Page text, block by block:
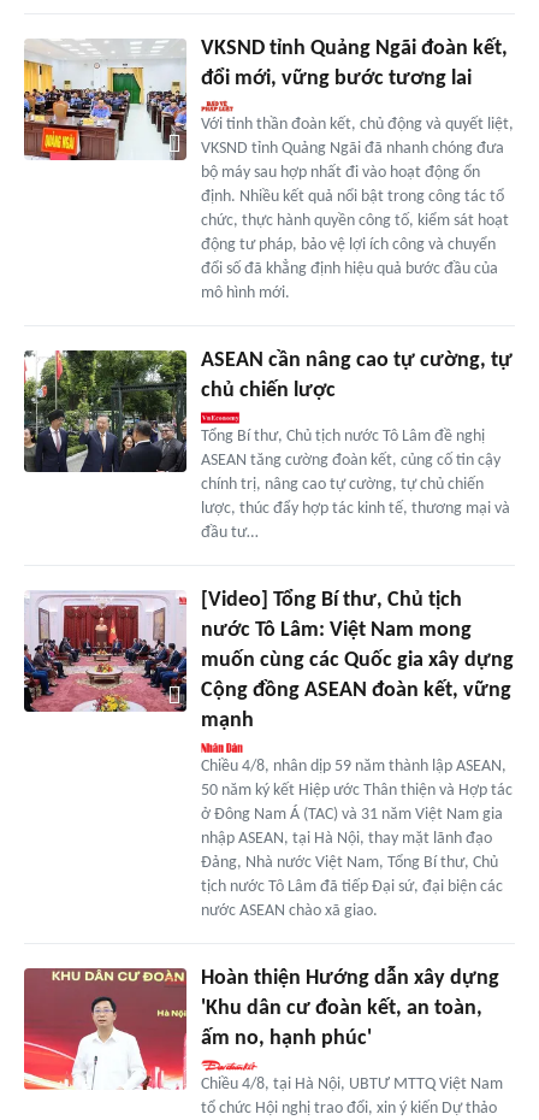
VKSND tỉnh Quảng Ngãi đoàn kết,
đổi mới, vững bước tương lai
Với tinh thần đoàn kết, chủ động và quyết liệt,
VKSND tỉnh Quảng Ngãi đã nhanh chóng đưa
bộ máy sau hợp nhất đi vào hoạt động ổn
định. Nhiều kết quả nổi bật trong công tác tổ
chức, thực hành quyền công tố, kiểm sát hoạt
động tư pháp, bảo vệ lợi ích công và chuyển
đổi số đã khẳng định hiệu quả bước đầu của
mô hình mới.
ASEAN cần nâng cao tự cường, tự
chủ chiến lược
Tổng Bí thư, Chủ tịch nước Tô Lâm đề nghị
ASEAN tăng cường đoàn kết, củng cố tin cậy
chính trị, nâng cao tự cường, tự chủ chiến
lược, thúc đẩy hợp tác kinh tế, thương mại và
đầu tư…
[Video] Tổng Bí thư, Chủ tịch
nước Tô Lâm: Việt Nam mong
muốn cùng các Quốc gia xây dựng
Cộng đồng ASEAN đoàn kết, vững
mạnh
Chiều 4/8, nhân dịp 59 năm thành lập ASEAN,
50 năm ký kết Hiệp ước Thân thiện và Hợp tác
ở Đông Nam Á (TAC) và 31 năm Việt Nam gia
nhập ASEAN, tại Hà Nội, thay mặt lãnh đạo
Đảng, Nhà nước Việt Nam, Tổng Bí thư, Chủ
tịch nước Tô Lâm đã tiếp Đại sứ, đại biện các
nước ASEAN chào xã giao.
Hoàn thiện Hướng dẫn xây dựng
'Khu dân cư đoàn kết, an toàn,
ấm no, hạnh phúc'
Chiều 4/8, tại Hà Nội, UBTƯ MTTQ Việt Nam
tổ chức Hội nghị trao đổi, xin ý kiến Dự thảo